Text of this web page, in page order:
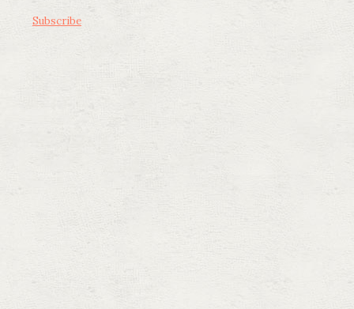
Subscribe